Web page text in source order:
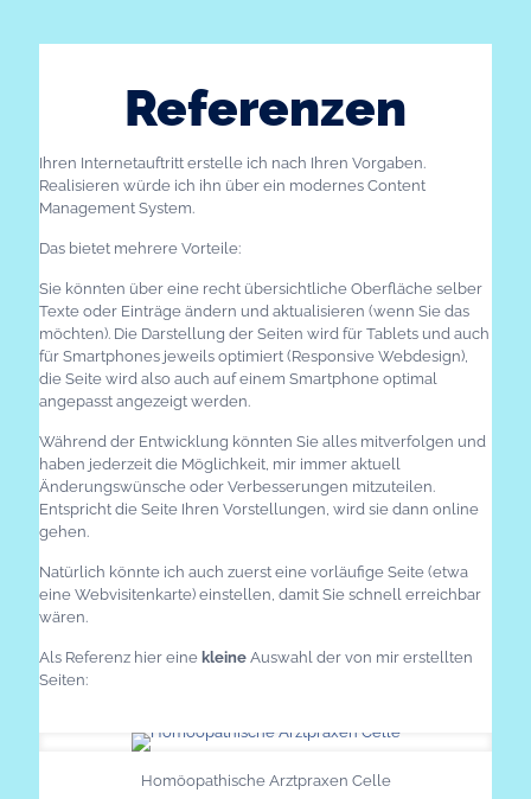
Referenzen
Ihren Internetauftritt erstelle ich nach Ihren Vorgaben.
Realisieren würde ich ihn über ein modernes Content
Management System.
Das bietet mehrere Vorteile:
Sie könnten über eine recht übersichtliche Oberfläche selber
Texte oder Einträge ändern und aktualisieren (wenn Sie das
möchten). Die Darstellung der Seiten wird für Tablets und auch
für Smartphones jeweils optimiert (Responsive Webdesign),
die Seite wird also auch auf einem Smartphone optimal
angepasst angezeigt werden.
Während der Entwicklung könnten Sie alles mitverfolgen und
haben jederzeit die Möglichkeit, mir immer aktuell
Änderungswünsche oder Verbesserungen mitzuteilen.
Entspricht die Seite Ihren Vorstellungen, wird sie dann online
gehen.
Natürlich könnte ich auch zuerst eine vorläufige Seite (etwa
eine Webvisitenkarte) einstellen, damit Sie schnell erreichbar
wären.
Als Referenz hier eine kleine Auswahl der von mir erstellten
Seiten:
Homöopathische Arztpraxen Celle